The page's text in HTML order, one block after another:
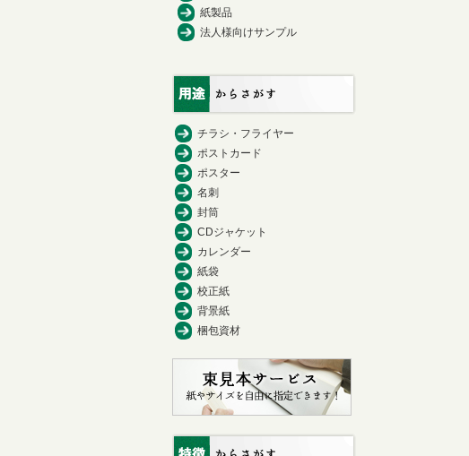
紙製品
法人様向けサンプル
チラシ・フライヤー
ポストカード
ポスター
名刺
封筒
CDジャケット
カレンダー
紙袋
校正紙
背景紙
梱包資材